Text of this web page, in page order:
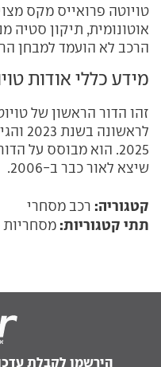
אוטונומית, תיקון סטיה
הרכב לא הועמד למבחן
מידע כללי אודות
זהו הדור הראשון של
2025. הוא מבוסס על
שיצא לאור כבר ב-2006.
קטגוריה: רכב מסחרי
תתי קטגוריות: מסחריות מעל
הירשמו לקבלת